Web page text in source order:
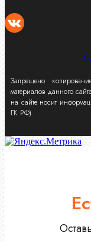
Запрещено
материалов данного
на сайте носит
ГК РФ).